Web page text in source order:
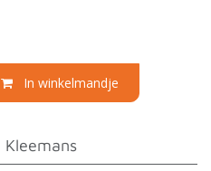
In winkelmandje
Kleemans